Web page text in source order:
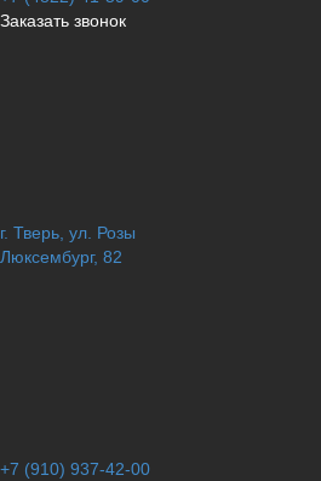
Заказать звонок
г. Тверь, ул. Розы
Люксембург, 82
+7 (910) 937-42-00